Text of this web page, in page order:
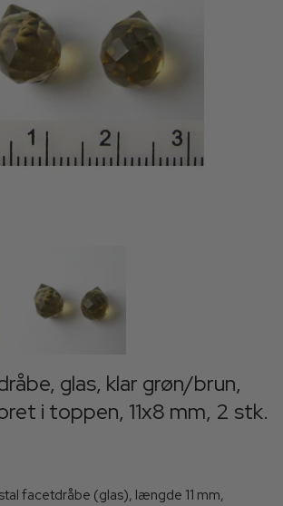
glas, klar grøn/brun,
i toppen, 11x8 mm, 2 stk.
facetdråbe (glas), længde 11 mm,